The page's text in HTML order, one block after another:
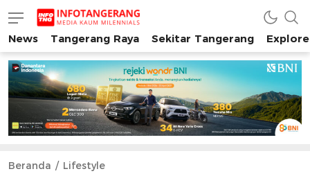
INFO TANGERANG
Media Kaum Millenials Tangerang Raya
News Tangerang Raya Sekitar Tangerang
Beranda Lifestyle